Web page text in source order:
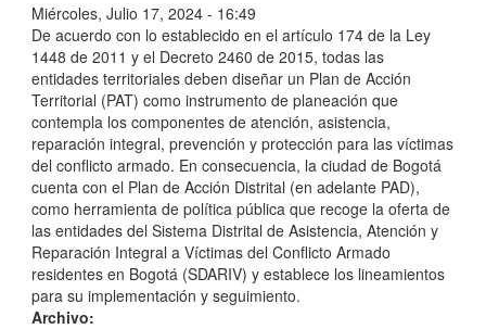
Miércoles, Julio 17, 2024 - 16:49
De acuerdo con lo establecido en el artículo 174 de la Ley
1448 de 2011 y el Decreto 2460 de 2015, todas las
entidades territoriales deben diseñar un Plan de Acción
Territorial (PAT) como instrumento de planeación que
contempla los componentes de atención, asistencia,
reparación integral, prevención y protección para las víctimas
del conflicto armado. En consecuencia, la ciudad de Bogotá
cuenta con el Plan de Acción Distrital (en adelante PAD),
como herramienta de política pública que recoge la oferta de
las entidades del Sistema Distrital de Asistencia, Atención y
Reparación Integral a Víctimas del Conflicto Armado
residentes en Bogotá (SDARIV) y establece los lineamientos
para su implementación y seguimiento.
Archivo